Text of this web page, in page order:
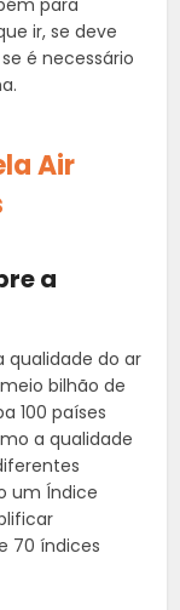
para
ir, se deve
é necessário
Air
a
qualidade do ar
bilhão de
100 países
a qualidade
um Índice
70 índices